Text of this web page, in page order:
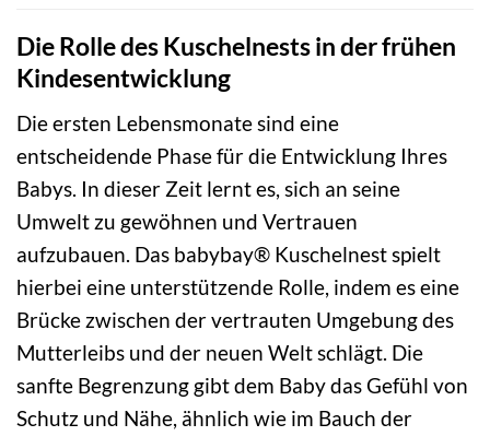
Die Rolle des Kuschelnests in der frühen
Kindesentwicklung
Die ersten Lebensmonate sind eine
entscheidende Phase für die Entwicklung Ihres
Babys. In dieser Zeit lernt es, sich an seine
Umwelt zu gewöhnen und Vertrauen
aufzubauen. Das babybay® Kuschelnest spielt
hierbei eine unterstützende Rolle, indem es eine
Brücke zwischen der vertrauten Umgebung des
Mutterleibs und der neuen Welt schlägt. Die
sanfte Begrenzung gibt dem Baby das Gefühl von
Schutz und Nähe, ähnlich wie im Bauch der